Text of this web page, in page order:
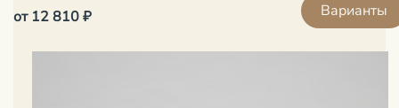
от 12 810 ₽ Варианты